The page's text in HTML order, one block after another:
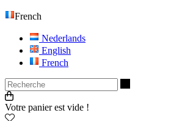
French
Nederlands
English
French
Votre panier est vide !